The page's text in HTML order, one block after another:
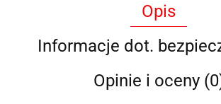
Opis
Informacje dot.
Opinie i oceny